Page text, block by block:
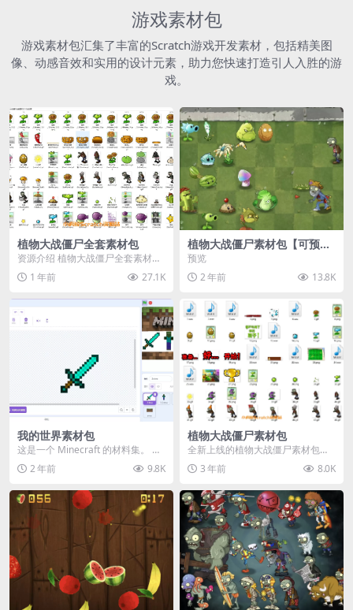
游戏素材包
游戏素材包汇集了丰富的Scratch游戏开发素材，包括精美图
像、动感音效和实用的设计元素，助力您快速打造引人入胜的游
戏。
植物大战僵尸全套素材包
资源介绍 植物大战僵尸全套素材
包，包含227个丰富多样的素材，
涵盖角色、背景、动...
1 年前 27.1K
植物大战僵尸素材包【可预
览】
预览
2 年前
13.8K
我的世界素材包
这是一个 Minecraft 的材料集。 操
作方法如下： 工具 → 右箭头 怪物...
2 年前 9.8K
植物大战僵尸素材包
全新上线的植物大战僵尸素材包，
内含48个精选资源，涵盖角色、场
景、音效等多样内容...
3 年前 8.0K